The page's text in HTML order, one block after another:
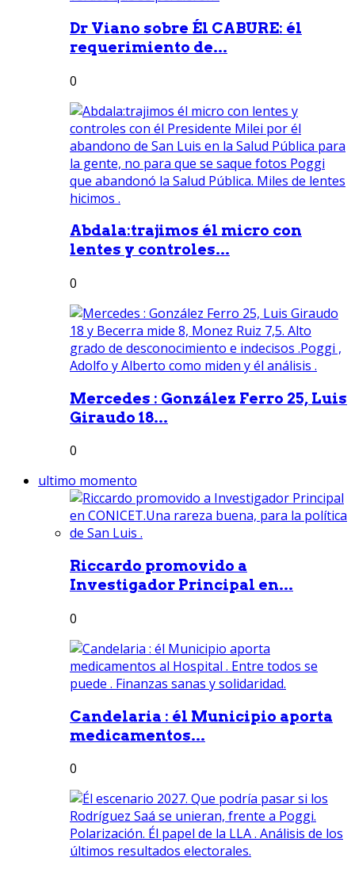
Dr Viano sobre Él CABURE: él
requerimiento de...
0
Abdala:trajimos él micro con
lentes y controles...
0
Mercedes : González Ferro 25, Luis
Giraudo 18...
0
ultimo momento
Riccardo promovido a
Investigador Principal en...
0
Candelaria : él Municipio aporta
medicamentos...
0